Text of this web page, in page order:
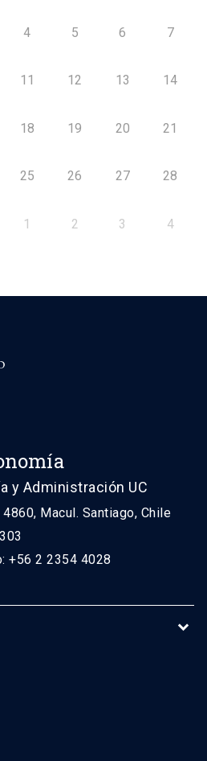
4 5 6 7
11 12 13 14
18 19 20 21
25 26 27 28
1 2 3 4
y Administración UC
Macul. Santiago, Chile
+56 2 2354 4028